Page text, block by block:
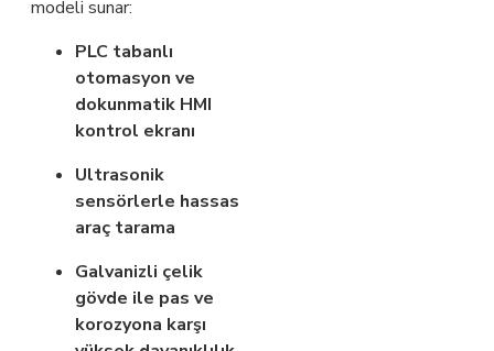
modeli sunar:
PLC tabanlı
otomasyon ve
dokunmatik HMI
kontrol ekranı
Ultrasonik
sensörlerle hassas
araç tarama
Galvanizli çelik
gövde ile pas ve
korozyona karşı